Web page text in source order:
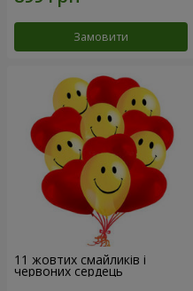
Замовити
11 жовтих смайликів і
червоних сердець